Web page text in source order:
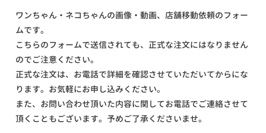
ワンちゃん・ネコちゃんの画像・動画、店舗移動依頼のフォー
ムです。
こちらのフォームで送信されても、正式な注文にはなりません
のでご注意ください。
正式な注文は、お電話で詳細を確認させていただいてからにな
ります。お気軽にお申し込みください。
また、お問い合わせ頂いた内容に関してお電話でご連絡させて
頂くこともございます。予めご了承くださいませ。